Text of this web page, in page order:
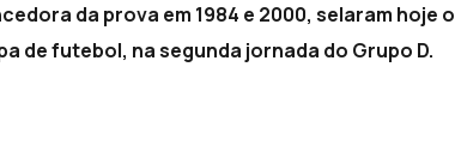
da prova em 1984 e 2000, selaram hoje o
de futebol, na segunda jornada do Grupo D.